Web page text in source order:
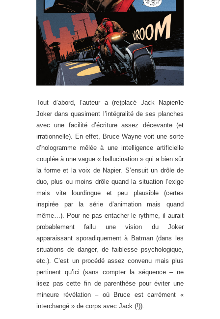
Tout d’abord, l’auteur a (re)placé Jack Napier/le
Joker dans quasiment l’intégralité de ses planches
avec une facilité d’écriture assez décevante (et
irrationnelle). En effet, Bruce Wayne voit une sorte
d’hologramme mêlée à une intelligence artificielle
couplée à une vague « hallucination » qui a bien sûr
la forme et la voix de Napier. S’ensuit un drôle de
duo, plus ou moins drôle quand la situation l’exige
mais vite lourdingue et peu plausible (certes
inspirée par la série d’animation mais quand
même…). Pour ne pas entacher le rythme, il aurait
probablement fallu une vision du Joker
apparaissant sporadiquement à Batman (dans les
situations de danger, de faiblesse psychologique,
etc.). C’est un procédé assez convenu mais plus
pertinent qu’ici (sans compter la séquence – ne
lisez pas cette fin de parenthèse pour éviter une
mineure révélation – où Bruce est carrément «
interchangé » de corps avec Jack (!)).